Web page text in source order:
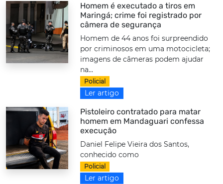
Homem é executado a tiros em
Maringá; crime foi registrado por
câmera de segurança
Homem de 44 anos foi surpreendido
por criminosos em uma motocicleta;
imagens de câmeras podem ajudar
na...
Policial
Ler artigo
Pistoleiro contratado para matar
homem em Mandaguari confessa
execução
Daniel Felipe Vieira dos Santos,
conhecido como
Policial
Ler artigo